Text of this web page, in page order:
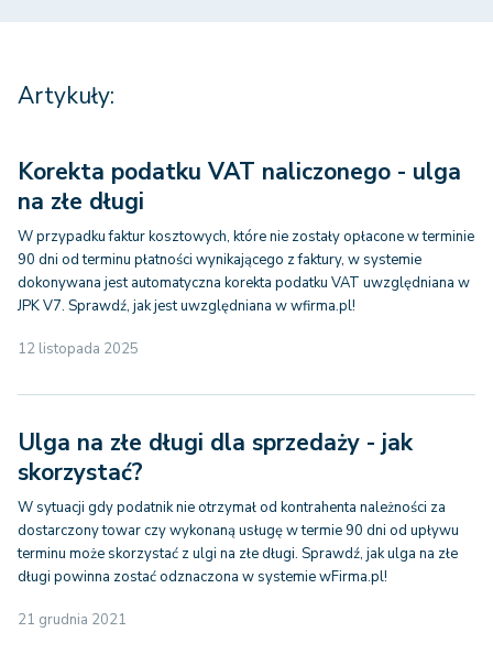
Artykuły:
Korekta podatku VAT naliczonego - ulga
na złe długi
W przypadku faktur kosztowych, które nie zostały opłacone w terminie
90 dni od terminu płatności wynikającego z faktury, w systemie
dokonywana jest automatyczna korekta podatku VAT uwzględniana w
JPK V7. Sprawdź, jak jest uwzględniana w wfirma.pl!
12 listopada 2025
Ulga na złe długi dla sprzedaży - jak
skorzystać?
W sytuacji gdy podatnik nie otrzymał od kontrahenta należności za
dostarczony towar czy wykonaną usługę w termie 90 dni od upływu
terminu może skorzystać z ulgi na złe długi. Sprawdź, jak ulga na złe
długi powinna zostać odznaczona w systemie wFirma.pl!
21 grudnia 2021